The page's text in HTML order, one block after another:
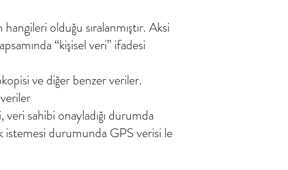
olduğu sıralanmıştır. Aksi
“kişisel veri” ifadesi
ve diğer benzer veriler.
veri sahibi onayladığı durumda
istemesi durumunda GPS verisi le